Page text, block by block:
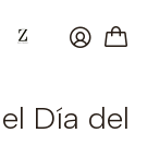
Chocolate?
Día del